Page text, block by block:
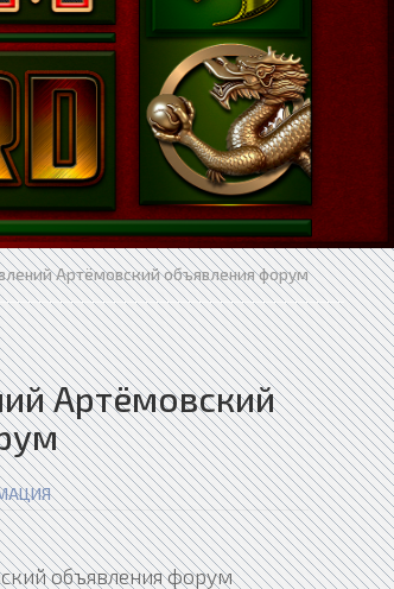
Артёмовский объявления форум
Артёмовский
объявления форум